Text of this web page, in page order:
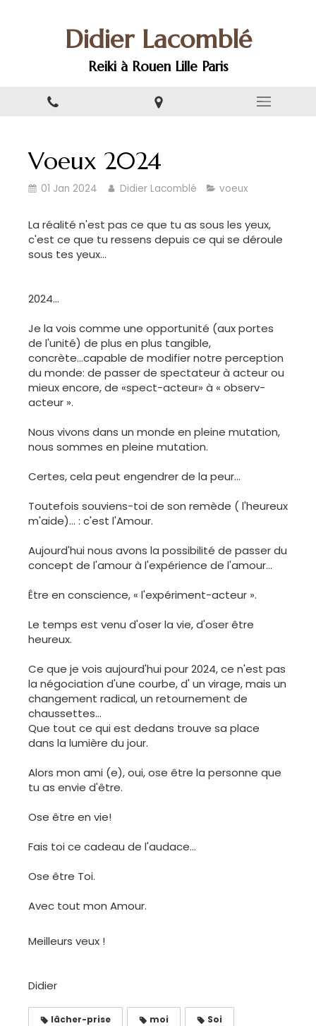
Didier Lacomblé
Reiki à Rouen Lille Paris
Voeux 2024
01 Jan 2024 Didier Lacomblé voeux
La réalité n'est pas ce que tu as sous les yeux,
c'est ce que tu ressens depuis ce qui se déroule
sous tes yeux...
2024...
Je la vois comme une opportunité (aux portes
de l'unité) de plus en plus tangible,
concrète...capable de modifier notre perception
du monde: de passer de spectateur à acteur ou
mieux encore, de «spect-acteur» à « observ-
acteur ».
Nous vivons dans un monde en pleine mutation,
nous sommes en pleine mutation.
Certes, cela peut engendrer de la peur...
Toutefois souviens-toi de son remède ( l'heureux
m'aide)... : c'est l'Amour.
Aujourd'hui nous avons la possibilité de passer du
concept de l'amour à l'expérience de l'amour...
Être en conscience, « l'expériment-acteur ».
Le temps est venu d'oser la vie, d'oser être
heureux.
Ce que je vois aujourd'hui pour 2024, ce n'est pas
la négociation d'une courbe, d' un virage, mais un
changement radical, un retournement de
chaussettes...
Que tout ce qui est dedans trouve sa place
dans la lumière du jour.
Alors mon ami (e), oui, ose être la personne que
tu as envie d'être.
Ose être en vie!
Fais toi ce cadeau de l'audace...
Ose être Toi.
Avec tout mon Amour.
Meilleurs veux !
Didier
lâcher-prise moi Soi